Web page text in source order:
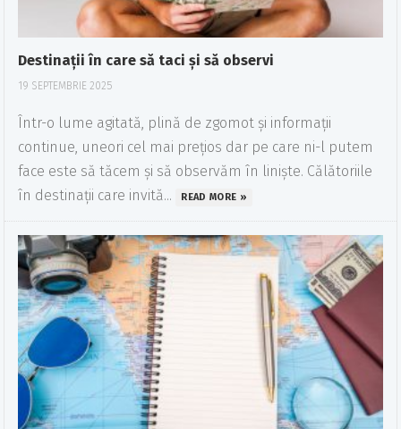
Destinații în care să taci și să observi
19 SEPTEMBRIE 2025
Într-o lume agitată, plină de zgomot și informații
continue, uneori cel mai prețios dar pe care ni-l putem
face este să tăcem și să observăm în liniște. Călătoriile
în destinații care invită...
READ MORE »